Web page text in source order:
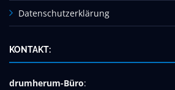
Datenschutzerklärung
KONTAKT:
drumherum-Büro: